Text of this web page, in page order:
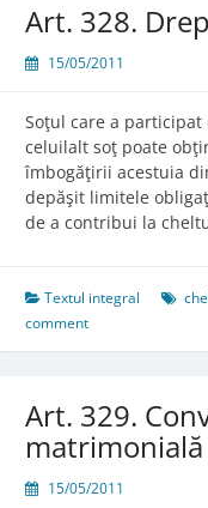
Art. 328.
15/05/2011
Soţul care a
celuilalt soţ poate
îmbogăţirii acestuia
depăşit limitele
de a contribui la
Textul integral
comment
Art. 329.
matrimonială
15/05/2011